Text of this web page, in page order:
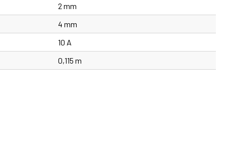
2 mm
4 mm
10 A
0,115 m